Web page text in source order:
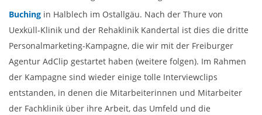
Buching in Halblech im Ostallgäu. Nach der Thure von
Uexküll-Klinik und der Rehaklinik Kandertal ist dies die dritte
Personalmarketing-Kampagne, die wir mit der Freiburger
Agentur AdClip gestartet haben (weitere folgen). Im Rahmen
der Kampagne sind wieder einige tolle Interviewclips
entstanden, in denen die Mitarbeiterinnen und Mitarbeiter
der Fachklinik über ihre Arbeit, das Umfeld und die